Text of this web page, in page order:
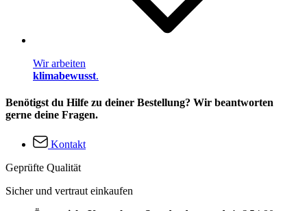
Wir arbeiten
klimabewusst.
Benötigst du Hilfe zu deiner Bestellung? Wir beantworten
gerne deine Fragen.
Kontakt
Geprüfte Qualität
Sicher und vertraut einkaufen